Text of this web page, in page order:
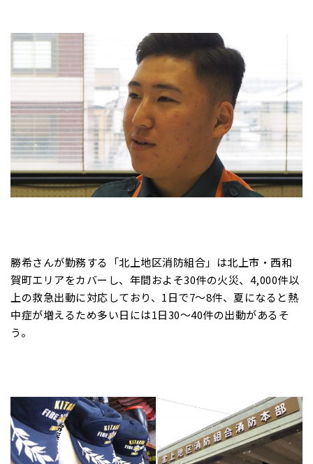
勝希さんが勤務する「北上地区消防組合」は北上市・西和
賀町エリアをカバーし、年間およそ30件の火災、4,000件以
上の救急出動に対応しており、1日で7～8件、夏になると熱
中症が増えるため多い日には1日30～40件の出動があるそ
う。